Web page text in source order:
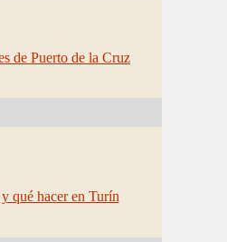
de Puerto de la Cruz
qué hacer en Turín